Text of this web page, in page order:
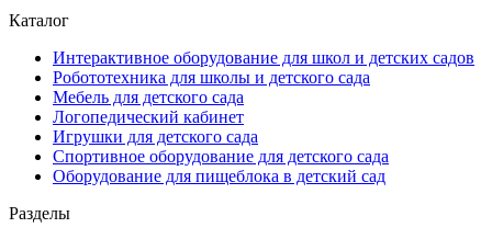
Каталог
Интерактивное оборудование для школ и детских садов
Робототехника для школы и детского сада
Мебель для детского сада
Логопедический кабинет
Игрушки для детского сада
Спортивное оборудование для детского сада
Оборудование для пищеблока в детский сад
Разделы